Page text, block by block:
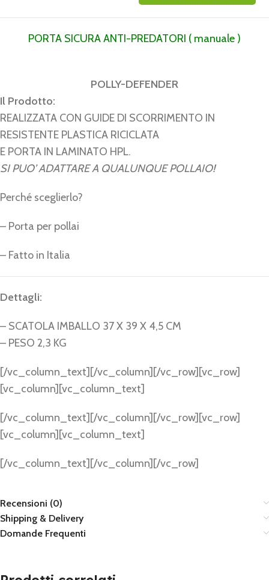
PORTA SICURA ANTI-PREDATORI ( manuale )
POLLY-DEFENDER
Il Prodotto:
REALIZZATA CON GUIDE DI SCORRIMENTO IN
RESISTENTE PLASTICA RICICLATA
E PORTA IN LAMINATO HPL.
SI PUO’ ADATTARE A QUALUNQUE POLLAIO!
Perché sceglierlo?
– Porta per pollai
– Fatto in Italia
Dettagli:
– SCATOLA IMBALLO 37 X 39 X 4,5 CM
– PESO 2,3 KG
[/vc_column_text][/vc_column][/vc_row][vc_row]
[vc_column][vc_column_text]
[/vc_column_text][/vc_column][/vc_row][vc_row]
[vc_column][vc_column_text]
[/vc_column_text][/vc_column][/vc_row]
Recensioni (0)
Shipping & Delivery
Domande Frequenti